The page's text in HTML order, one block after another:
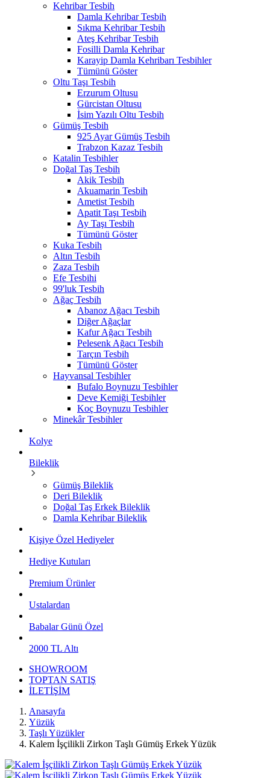
Kehribar Tesbih
Damla Kehribar Tesbih
Sıkma Kehribar Tesbih
Ateş Kehribar Tesbih
Fosilli Damla Kehribar
Karayip Damla Kehribarı Tesbihler
Tümünü Göster
Oltu Taşı Tesbih
Erzurum Oltusu
Gürcistan Oltusu
İsim Yazılı Oltu Tesbih
Gümüş Tesbih
925 Ayar Gümüş Tesbih
Trabzon Kazaz Tesbih
Katalin Tesbihler
Doğal Taş Tesbih
Akik Tesbih
Akuamarin Tesbih
Ametist Tesbih
Apatit Taşı Tesbih
Ay Taşı Tesbih
Tümünü Göster
Kuka Tesbih
Altın Tesbih
Zaza Tesbih
Efe Tesbihi
99'luk Tesbih
Ağaç Tesbih
Abanoz Ağacı Tesbih
Diğer Ağaçlar
Kafur Ağacı Tesbih
Pelesenk Ağacı Tesbih
Tarçın Tesbih
Tümünü Göster
Hayvansal Tesbihler
Bufalo Boynuzu Tesbihler
Deve Kemiği Tesbihler
Koç Boynuzu Tesbihler
Minekâr Tesbihler
Kolye
Bileklik
Gümüş Bileklik
Deri Bileklik
Doğal Taş Erkek Bileklik
Damla Kehribar Bileklik
Kişiye Özel Hediyeler
Hediye Kutuları
Premium Ürünler
Ustalardan
Babalar Günü Özel
2000 TL Altı
SHOWROOM
TOPTAN SATIŞ
İLETİŞİM
Anasayfa
Yüzük
Taşlı Yüzükler
Kalem İşçilikli Zirkon Taşlı Gümüş Erkek Yüzük